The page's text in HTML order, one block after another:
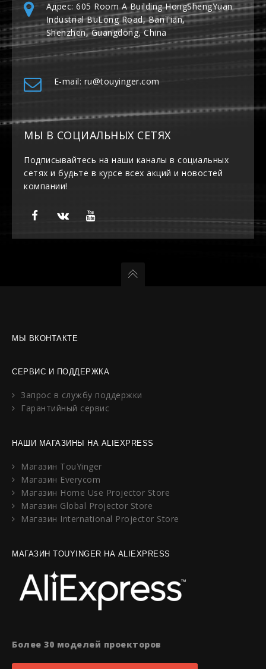
Адрес: 605 Room A Building HongShengYuan
Industrial BuLong Road, BanTian,
Shenzhen, Guangdong, China
E-mail: ru@touyinger.com
МЫ В СОЦИАЛЬНЫХ СЕТЯХ
Подписывайтесь на наши каналы в социальных
сетях и будьте в курсе всех акций и новостей
компании!
МЫ ВКОНТАКТЕ
СЕРВИС И ПОДДЕРЖКА
Запрос в службу поддержки
Гарантийный сервис
НАШИ МАГАЗИНЫ НА ALIEXPRESS
Магазин TouYinger
Магазин Everycom
Магазин Home Use Projector Store
Магазин Global Projector Store
Магазин International Projector Store
МАГАЗИН TOUYINGER НА ALIEXPRESS
Более 30 моделей проекторов